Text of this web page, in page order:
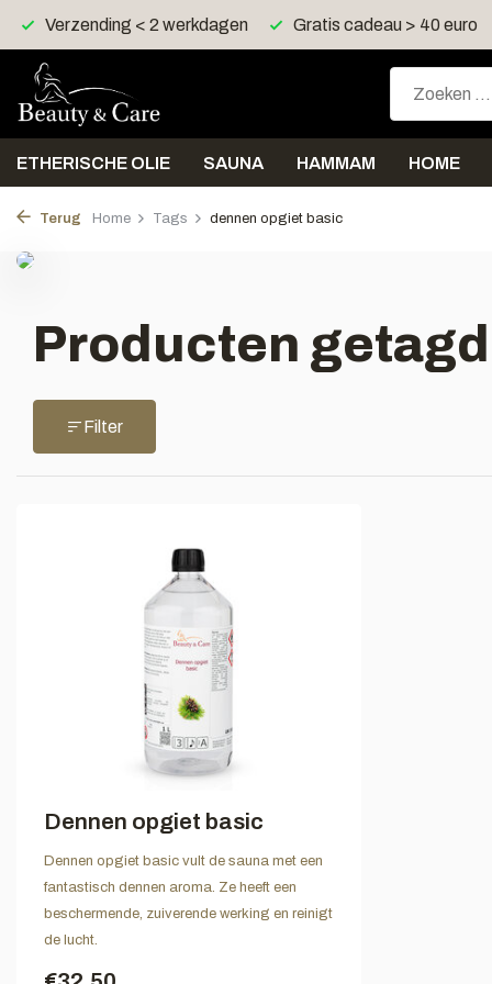
Verzending < 2 werkdagen Gratis cadeau > 40 euro
ETHERISCHE OLIE SAUNA HAMMAM HOME
Terug Home Tags dennen opgiet basic
Producten
Filter
Dennen opgiet basic
Dennen opgiet basic vult de sauna met een
fantastisch dennen aroma. Ze heeft een
beschermende, zuiverende werking en reinigt
de lucht.